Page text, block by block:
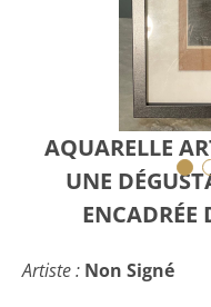
AQUARELLE
UNE
ENCADRÉE
Artiste : Non Signé